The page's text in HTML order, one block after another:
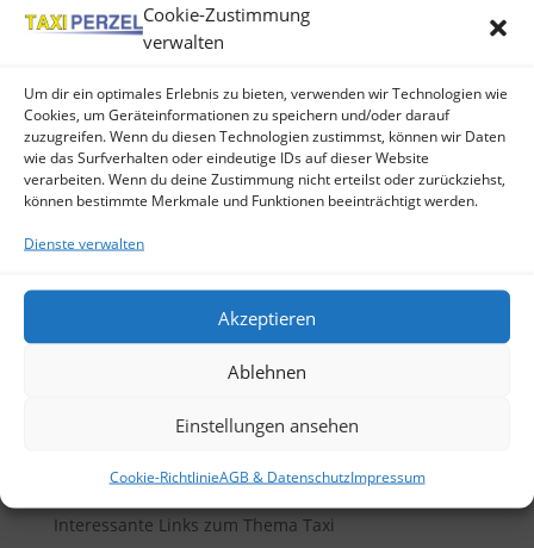
Cookie-Zustimmung
verwalten
Um dir ein optimales Erlebnis zu bieten, verwenden wir Technologien wie
Cookies, um Geräteinformationen zu speichern und/oder darauf
zuzugreifen. Wenn du diesen Technologien zustimmst, können wir Daten
wie das Surfverhalten oder eindeutige IDs auf dieser Website
verarbeiten. Wenn du deine Zustimmung nicht erteilst oder zurückziehst,
können bestimmte Merkmale und Funktionen beeinträchtigt werden.
Dienste verwalten
Akzeptieren
Ablehnen
Einstellungen ansehen
Cookie-RichtlinieAGB & DatenschutzImpressum
vonmike01|10. Nov 2015
Als Taxiunternehmen bieten wir mehr als nur den
klassischen Taxiservice und die Personenfahrten
umfassenden Service zu bieten. Dieser reicht von
der Taxifahrt innerhalb der Stadt Zeulenroda und
Umgebung, wie z. B. zum Einkaufen...
Neueste Beiträge
Blog – Baustelle
Interessante Links zum Thema Taxi